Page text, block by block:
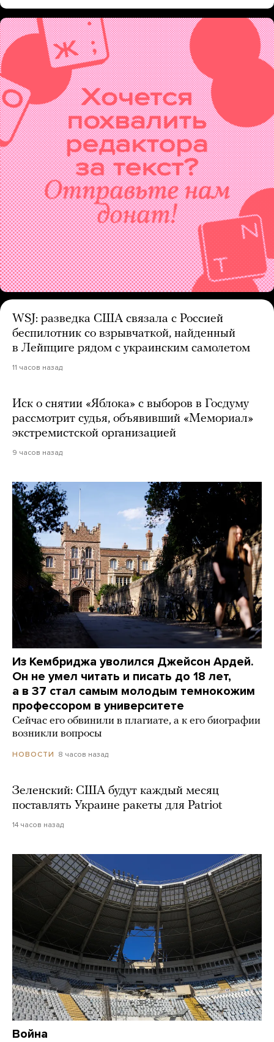
WSJ: разведка США связала с Россией
беспилотник со взрывчаткой, найденный
в Лейпциге рядом с украинским самолетом
11 часов назад
Иск о снятии «Яблока» с выборов в Госдуму
рассмотрит судья, объявивший «Мемориал»
экстремистской организацией
9 часов назад
Из Кембриджа уволился Джейсон Ардей.
Он не умел читать и писать до 18 лет,
а в 37 стал самым молодым темнокожим
профессором в университете
Сейчас его обвинили в плагиате, а к его биографии
возникли вопросы
НОВОСТИ 8 часов назад
Зеленский: США будут каждый месяц
поставлять Украине ракеты для Patriot
14 часов назад
Война